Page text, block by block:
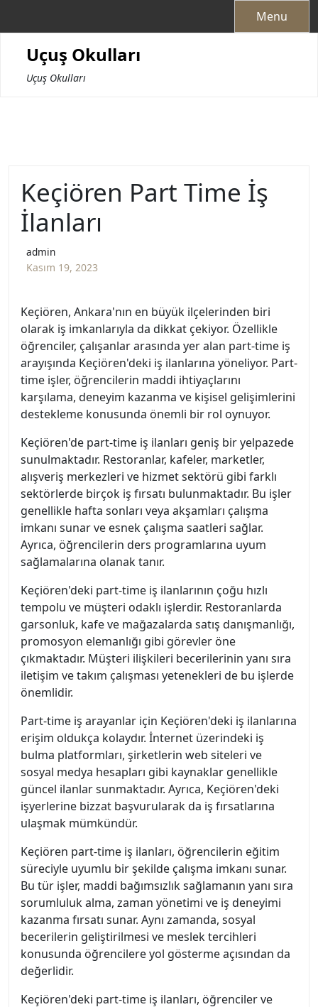
Menu
Uçuş Okulları
Uçuş Okulları
Keçiören Part Time İş
İlanları
admin
Kasım 19, 2023
Keçiören, Ankara'nın en büyük ilçelerinden biri
olarak iş imkanlarıyla da dikkat çekiyor. Özellikle
öğrenciler, çalışanlar arasında yer alan part-time iş
arayışında Keçiören'deki iş ilanlarına yöneliyor. Part-
time işler, öğrencilerin maddi ihtiyaçlarını
karşılama, deneyim kazanma ve kişisel gelişimlerini
destekleme konusunda önemli bir rol oynuyor.
Keçiören'de part-time iş ilanları geniş bir yelpazede
sunulmaktadır. Restoranlar, kafeler, marketler,
alışveriş merkezleri ve hizmet sektörü gibi farklı
sektörlerde birçok iş fırsatı bulunmaktadır. Bu işler
genellikle hafta sonları veya akşamları çalışma
imkanı sunar ve esnek çalışma saatleri sağlar.
Ayrıca, öğrencilerin ders programlarına uyum
sağlamalarına olanak tanır.
Keçiören'deki part-time iş ilanlarının çoğu hızlı
tempolu ve müşteri odaklı işlerdir. Restoranlarda
garsonluk, kafe ve mağazalarda satış danışmanlığı,
promosyon elemanlığı gibi görevler öne
çıkmaktadır. Müşteri ilişkileri becerilerinin yanı sıra
iletişim ve takım çalışması yetenekleri de bu işlerde
önemlidir.
Part-time iş arayanlar için Keçiören'deki iş ilanlarına
erişim oldukça kolaydır. İnternet üzerindeki iş
bulma platformları, şirketlerin web siteleri ve
sosyal medya hesapları gibi kaynaklar genellikle
güncel ilanlar sunmaktadır. Ayrıca, Keçiören'deki
işyerlerine bizzat başvurularak da iş fırsatlarına
ulaşmak mümkündür.
Keçiören part-time iş ilanları, öğrencilerin eğitim
süreciyle uyumlu bir şekilde çalışma imkanı sunar.
Bu tür işler, maddi bağımsızlık sağlamanın yanı sıra
sorumluluk alma, zaman yönetimi ve iş deneyimi
kazanma fırsatı sunar. Aynı zamanda, sosyal
becerilerin geliştirilmesi ve meslek tercihleri
konusunda öğrencilere yol gösterme açısından da
değerlidir.
Keçiören'deki part-time iş ilanları, öğrenciler ve